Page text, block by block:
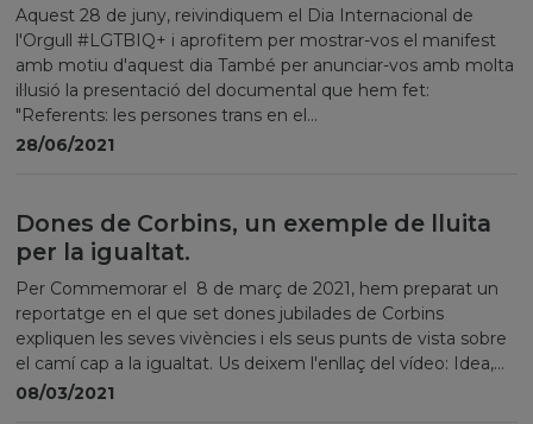
Aquest 28 de juny, reivindiquem el Dia Internacional de
l'Orgull #LGTBIQ+ i aprofitem per mostrar-vos el manifest
amb motiu d'aquest dia També per anunciar-vos amb molta
il·lusió la presentació del documental que hem fet:
"Referents: les persones trans en el...
28/06/2021
Dones de Corbins, un exemple de lluita
per la igualtat.
Per Commemorar el 8 de març de 2021, hem preparat un
reportatge en el que set dones jubilades de Corbins
expliquen les seves vivències i els seus punts de vista sobre
el camí cap a la igualtat. Us deixem l'enllaç del vídeo: Idea,...
08/03/2021